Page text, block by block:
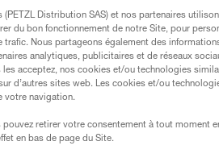
?
des produits utilisés dans ce
informations de la notice technique
(PETZL Distribution SAS) et nos partenaires
du bon fonctionnement de notre Site, pour
trafic. Nous partageons également des
analytiques, publicitaires et de réseaux
les acceptez, nos cookies et/ou technologies
d’autres sites web. Les cookies et/ou
votre navigation.
pouvez retirer votre consentement à tout moment
en bas de page du Site.